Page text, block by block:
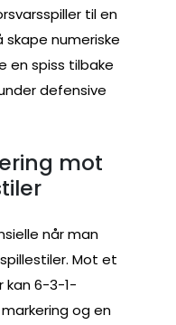
til en
numeriske
en spiss tilbake
defensive
mot
når man
Mot et
6-3-1-
og en